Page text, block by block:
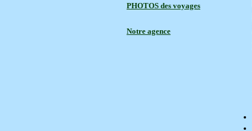
PHOTOS des voyages
Notre agence